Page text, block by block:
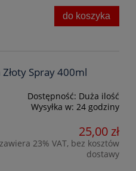
do koszyka
Spray 400ml
Dostępność: Duża ilość
Wysyłka w: 24 godziny
25,00 zł
zawiera 23% VAT, bez kosztów
dostawy